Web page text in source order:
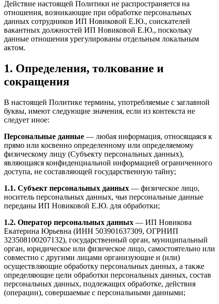
Действие настоящей Политики не распространяется на
отношения, возникающие при обработке персональных
данных сотрудников ИП Новиковой Е.Ю., соискателей
вакантных должностей ИП Новиковой Е.Ю., поскольку
данные отношения урегулированы отдельным локальным
актом.
1. Определения, толкование и
сокращения
В настоящей Политике термины, употребляемые с заглавной
буквы, имеют следующие значения, если из контекста не
следует иное:
Персональные данные — любая информация, относящаяся к
прямо или косвенно определенному или определяемому
физическому лицу (Субъекту персональных данных),
являющаяся конфиденциальной информацией ограниченного
доступа, не составляющей государственную тайну;
1.1. Субъект персональных данных — физическое лицо,
носитель персональных данных, чьи персональные данные
переданы ИП Новиковой Е.Ю. для обработки;
1.2. Оператор персональных данных — ИП Новикова
Екатерина Юрьевна (ИНН 503901637309, ОГРНИП
323508100207132), государственный орган, муниципальный
орган, юридическое или физическое лицо, самостоятельно или
совместно с другими лицами организующие и (или)
осуществляющие обработку персональных данных, а также
определяющие цели обработки персональных данных, состав
персональных данных, подлежащих обработке, действия
(операции), совершаемые с персональными данными;